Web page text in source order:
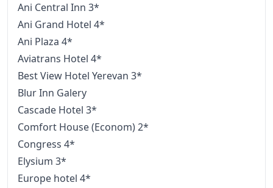
Ani Central Inn 3*
Ani Grand Hotel 4*
Ani Plaza 4*
Aviatrans Hotel 4*
Best View Hotel Yerevan 3*
Blur Inn Galery
Cascade Hotel 3*
Comfort House (Econom) 2*
Congress 4*
Elysium 3*
Europe hotel 4*